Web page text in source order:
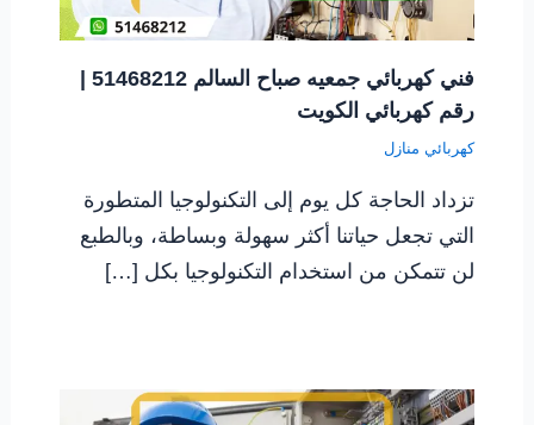
فني كهربائي جمعيه صباح السالم 51468212 |
رقم كهربائي الكويت
كهربائي منازل
تزداد الحاجة كل يوم إلى التكنولوجيا المتطورة
التي تجعل حياتنا أكثر سهولة وبساطة، وبالطبع
لن تتمكن من استخدام التكنولوجيا بكل […]